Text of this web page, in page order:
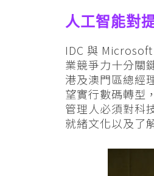
人工智能對
IDC 與
業競爭力十分關
港及澳門區總經
望實行數碼轉型
管理人必須對科
就緒文化以及了